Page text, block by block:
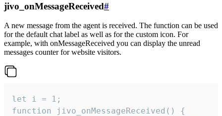
jivo_onMessageReceived#
A new message from the agent is received. The function can be used
for the default chat label as well as for the custom icon. For
example, with onMessageReceived you can display the unread
messages counter for website visitors.
let i = 1;
function jivo_onMessageReceived() {